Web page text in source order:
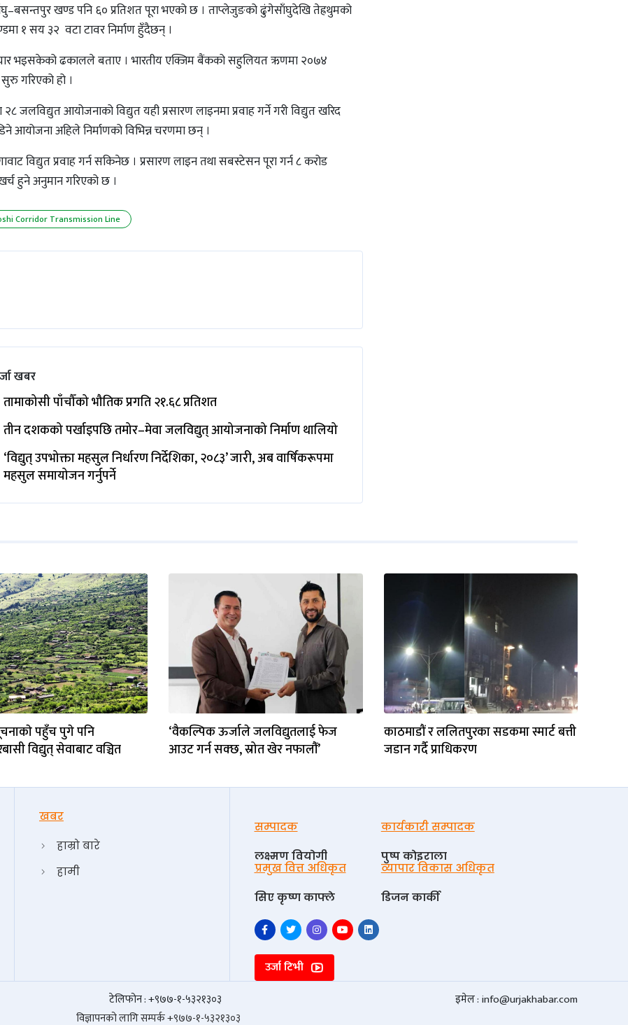
खण्ड पनि ६० प्रतिशत पूरा भएको छ । ताप्लेजुङको ढुंगेसाँघुदेखि तेह्रथुमको
१ सय ३२ वटा टावर निर्माण हुँदैछन् ।
भइसकेको ढकालले बताए । भारतीय एक्जिम बैंकको सहुलियत ऋणमा २०७४
गरिएको हो ।
जलविद्युत आयोजनाको विद्युत यही प्रसारण लाइनमा प्रवाह गर्ने गरी विद्युत खरिद
आयोजना अहिले निर्माणको विभिन्न चरणमा छन् ।
विद्युत प्रवाह गर्न सकिनेछ । प्रसारण लाइन तथा सबस्टेसन पूरा गर्न ८ करोड
हुने अनुमान गरिएको छ ।
Corridor Transmission Line
खबर
तामाकोसी पाँचौँको भौतिक प्रगति २१.६८ प्रतिशत
तीन दशकको पर्खाइपछि तमोर–मेवा जलविद्युत् आयोजनाको निर्माण थालियो
‘विद्युत् उपभोक्ता महसुल निर्धारण निर्देशिका, २०८३’ जारी, अब वार्षिकरूपमा
महसुल समायोजन गर्नुपर्ने
पहुँच पुगे पनि
विद्युत् सेवाबाट वञ्चित
‘वैकल्पिक ऊर्जाले जलविद्युतलाई फेज
आउट गर्न सक्छ, स्रोत खेर नफालौंं’
काठमाडौं र ललितपुरका सडकमा स्मार्ट बत्ती
जडान गर्दै प्राधिकरण
खबर
हाम्रो बारे
हामी
सम्पादक
लक्ष्मण वियोगी
कार्यकारी सम्पादक
पुष्प काेइराला
प्रमुख वित्त अधिकृत
सिए कृष्ण काफ्ले
व्यापार विकास अधिकृत
डिजन कार्की
उर्जा टिभी
टेलिफोन : +९७७-१-५३२१३०३ इमेल : info@urjakhabar.com
विज्ञापनको लागि सम्पर्क +९७७-१-५३२१३०३